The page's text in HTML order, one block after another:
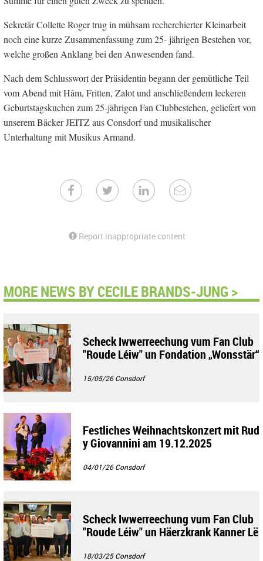
Sekretär Collette Roger trug in mühsam recherchierter Kleinarbeit
noch eine kurze Zusammenfassung zum 25- jährigen Bestehen vor,
welche großen Anklang bei den Anwesenden fand.
Nach dem Schlusswort der Präsidentin begann der gemütliche Teil
vom Abend mit Hâm, Fritten, Zalot und anschließendem leckeren
Geburtstagskuchen zum 25-jährigen Fan Clubbestehen, geliefert von
unserem Bäcker JEITZ aus Consdorf und musikalischer
Unterhaltung mit Musikus Armand.
Report inappropriate content
MORE NEWS BY CECILE BRANDS-JUNG >
Scheck Iwwerreechung vum Fan Club
"Roude Léiw" un Fondation „Wonsstär“
15/05/26Consdorf
Festliches Weihnachtskonzert mit Rud
y Giovannini am 19.12.2025
04/01/26Consdorf
Scheck Iwwerreechung vum Fan Club
"Roude Léiw" un Häerzkrank Kanner Lë
18/03/25Consdorf